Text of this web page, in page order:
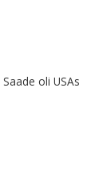
Saade oli USAs